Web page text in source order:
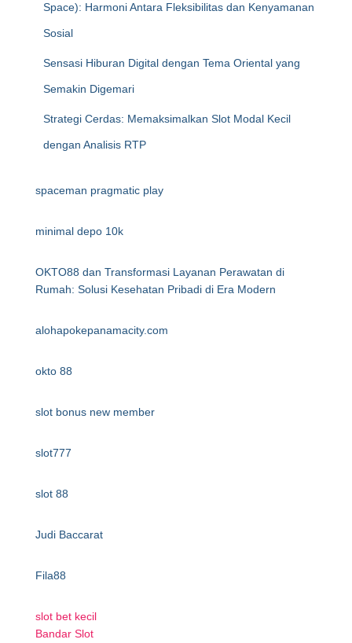
Space): Harmoni Antara Fleksibilitas dan Kenyamanan
Sosial
Sensasi Hiburan Digital dengan Tema Oriental yang
Semakin Digemari
Strategi Cerdas: Memaksimalkan Slot Modal Kecil
dengan Analisis RTP
spaceman pragmatic play
minimal depo 10k
OKTO88 dan Transformasi Layanan Perawatan di
Rumah: Solusi Kesehatan Pribadi di Era Modern
alohapokepanamacity.com
okto 88
slot bonus new member
slot777
slot 88
Judi Baccarat
Fila88
slot bet kecil
Bandar Slot